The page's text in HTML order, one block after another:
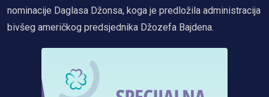
nominacije Daglasa Džonsa, koga je predložila administracija
bivšeg američkog predsjednika Džozefa Bajdena.